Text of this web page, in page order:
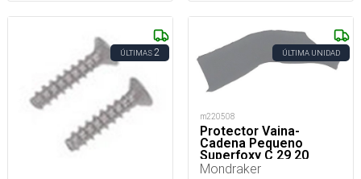
ÚLTIMAS2 ÚLTIMA UNIDAD
m220508
Protector Vaina-
Cadena Pequeno
Superfoxy C 29 20
Mondraker